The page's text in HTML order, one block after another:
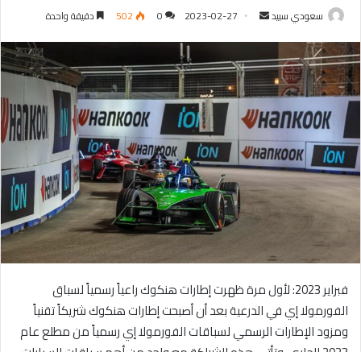
سعودي سبيد
ل
ب
ر
ي
د
ا
إ
ل
ر
و
ن
2023-02-27
0
502 دقيقة واحدة
فبراير 2023: لأول مرة ظهرت إطارات هنكوك راعياً رسمياً لسباق
الفورمولا إي في الدرعية بعد أن أصبحت إطارات هنكوك شريكاً تقنياً
ومزود الإطارات الرسمي لسباقات الفورمولا إي رسمياً من مطلع عام